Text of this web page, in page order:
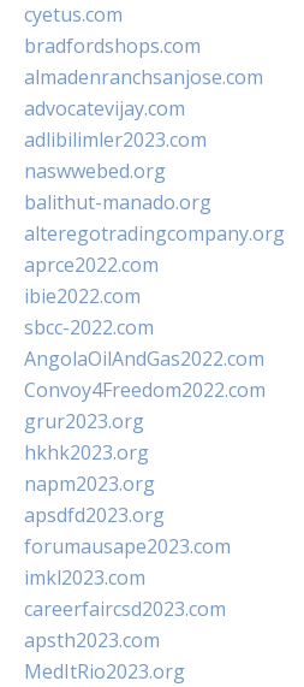
cyetus.com
bradfordshops.com
almadenranchsanjose.com
advocatevijay.com
adlibilimler2023.com
naswwebed.org
balithut-manado.org
alteregotradingcompany.org
aprce2022.com
ibie2022.com
sbcc-2022.com
AngolaOilAndGas2022.com
Convoy4Freedom2022.com
grur2023.org
hkhk2023.org
napm2023.org
apsdfd2023.org
forumausape2023.com
imkl2023.com
careerfaircsd2023.com
apsth2023.com
MedItRio2023.org